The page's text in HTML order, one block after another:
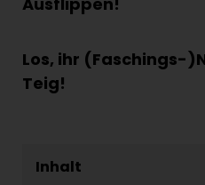
Los, ihr (Faschings-
Teig!
Inhalt